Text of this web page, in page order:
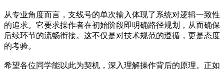
从专业角度而言，支线号的单次输入体现了系统对逻辑一致性
的追求。它要求操作者在初始阶段即明确路径规划，从而确保
后续环节的流畅衔接。这不仅是对技术规范的遵循，更是态度
的考验。
希望各位同学能以此为契机，深入理解操作背后的原理。正如